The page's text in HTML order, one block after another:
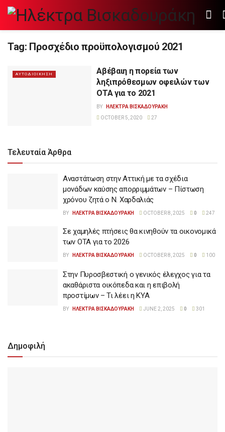
Tag: Προσχέδιο προϋπολογισμού 2021
ΑΥΤΟΔΙΟΙΚΗΣΗ
Αβέβαιη η πορεία των
ληξιπρόθεσμων οφειλών των
ΟΤΑ για το 2021
BY
ΗΛΕΚΤΡΑ ΒΙΣΚΑΔΟΥΡΑΚΗ
OCTOBER 5, 2020
27
Τελευταία Άρθρα
Αναστάτωση στην Αττική με τα σχέδια
μονάδων καύσης απορριμμάτων – Πίστωση
χρόνου ζητά ο Ν. Χαρδαλιάς
BY ΗΛΕΚΤΡΑ ΒΙΣΚΑΔΟΥΡΑΚΗ OCTOBER 8, 2025 0 247
Σε χαμηλές πτήσεις θα κινηθούν τα οικονομικά
των ΟΤΑ για το 2026
BY ΗΛΕΚΤΡΑ ΒΙΣΚΑΔΟΥΡΑΚΗ OCTOBER 8, 2025 0 100
Στην Πυροσβεστική ο γενικός έλεγχος για τα
ακαθάριστα οικόπεδα και η επιβολή
προστίμων – Τι λέει η ΚΥΑ
BY ΗΛΕΚΤΡΑ ΒΙΣΚΑΔΟΥΡΑΚΗ JUNE 2, 2025 0 301
Δημοφιλή